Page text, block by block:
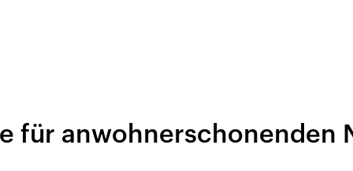
Beiträge,
Nahostkonflikt
Iran
für anwohnerschonenden